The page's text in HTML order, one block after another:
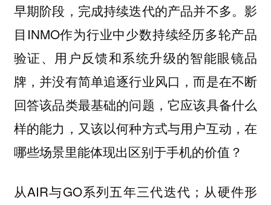
早期阶段，完成持续迭代的产品并不多。影
目INMO作为行业中少数持续经历多轮产品
验证、用户反馈和系统升级的智能眼镜品
牌，并没有简单追逐行业风口，而是在不断
回答该品类最基础的问题，它应该具备什么
样的能力，又该以何种方式与用户互动，在
哪些场景里能体现出区别于手机的价值？
从AIR与GO系列五年三代迭代；从硬件形